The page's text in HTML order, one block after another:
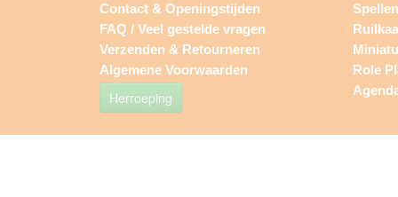
Contact & Openingstijden
FAQ / Veel gestelde vragen
Verzenden & Retourneren
Algemene Voorwaarden
Herroeping
Role